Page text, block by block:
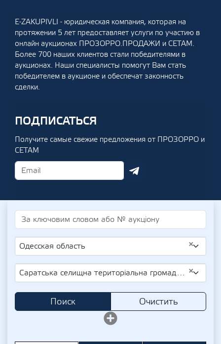
E-ZAKUPIVLI - юридическая компания, которая на
протяжении 5 лет предоставляет услуги по участию в
онлайн аукционах ПРОЗОРРО.ПРОДАЖИ и СЕТАМ.
Более 700 наших клиентов стали победителями в
аукционах. Наши специалисты помогут Вам стать
победителем в аукционе и обеспечат законность
сделки.
ПОДПИСАТЬСЯ
Получите самые свежие предложения от ПРОЗОРРО и
СЕТАМ
×
Одесская область
×
Саратська селищна територіальна громада (Новоселівська сільська рада)
Поиск Очистить